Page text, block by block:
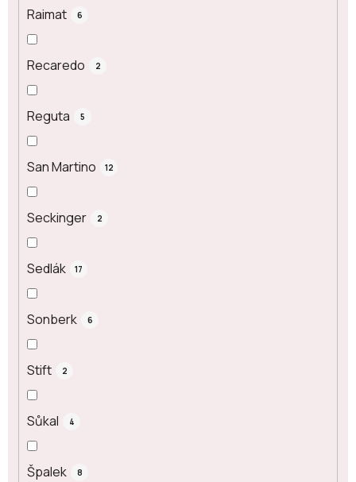
Raimat 6
Recaredo 2
Reguta 5
San Martino 12
Seckinger 2
Sedlák 17
Sonberk 6
Stift 2
Sůkal 4
Špalek 8